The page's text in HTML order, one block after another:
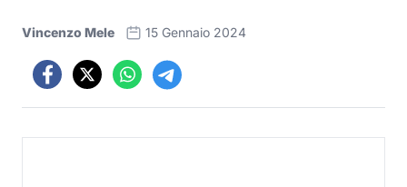
Vincenzo Mele 15 Gennaio 2024